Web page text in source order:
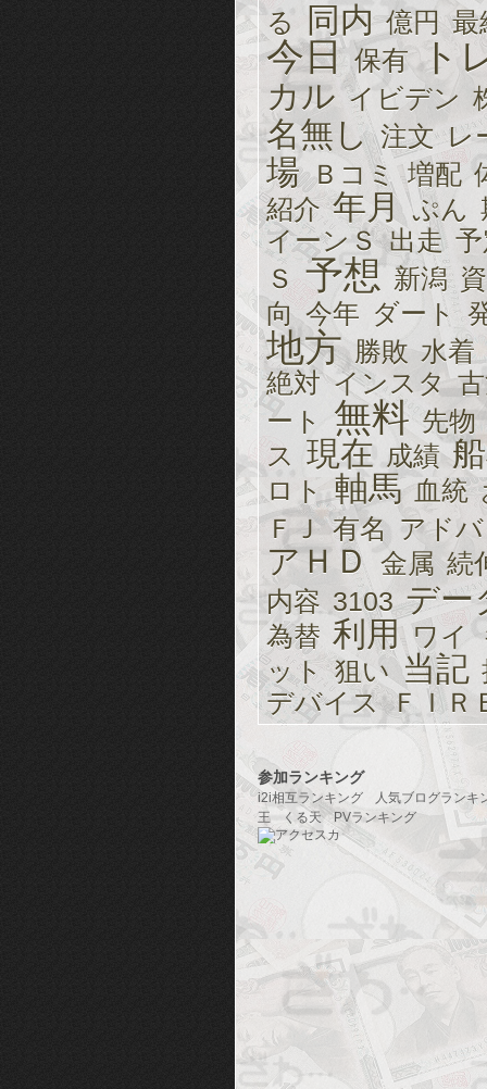
る
同内 億円 最
今日 保有 ト
カル イビデン
名無し 注文 レ
場 Ｂコミ 増配
紹介 年月 ぷん
イーンＳ 出走
Ｓ 予想 新潟
向 今年 ダート
地方 勝敗 水着
絶対 インスタ
ート
無料 先物
ス 現在 成績
ロト 軸馬 血統
ＦＪ 有名 アド
アＨＤ 金属 続
内容 3103 デー
為替 利用 ワイ
ット 狙い 当記
デバイス ＦＩＲ
参加ランキング
i2i相互ランキング
人気ブログランキ
王
くる天 PVランキング